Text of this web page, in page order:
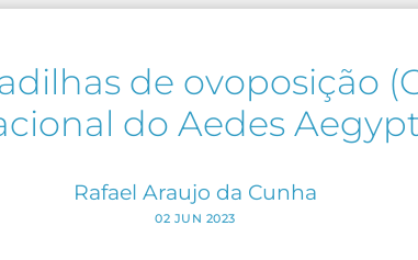
de ovoposição
do Aedes
Rafael Araujo da Cunha
02 JUN 2023